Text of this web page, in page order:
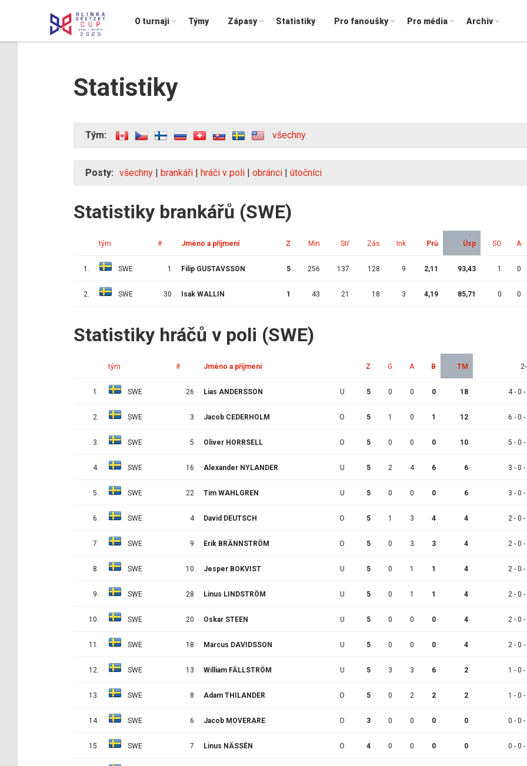
O turnaji Týmy Zápasy Statistiky Pro fanoušky Pro média Archiv
Statistiky
Tým: všechny
Posty: všechny | brankáři | hráči v poli | obránci | útočníci
Statistiky brankářů (SWE)
tým # Jméno a příjmení Z Min Stř Zás Ink Prů Úsp SO A
1. SWE 1 Filip GUSTAVSSON 5 256 137 128 9 2,11 93,43 1 0
2. SWE 30 Isak WALLIN 1 43 21 18 3 4,19 85,71 0 0
Statistiky hráčů v poli (SWE)
tým # Jméno a příjmení Z G A B TM
1. SWE 26 Lias ANDERSSON U 5 0 0 0 18 4 - 0 -
2. SWE 3 Jacob CEDERHOLM O 5 1 0 1 12 6 - 0 -
3. SWE 5 Oliver HORRSELL O 5 0 0 0 10 5 - 0 -
4. SWE 16 Alexander NYLANDER U 5 2 4 6 6 3 - 0 -
5. SWE 22 Tim WAHLGREN U 5 0 0 0 6 3 - 0 -
6. SWE 4 David DEUTSCH O 5 1 3 4 4 2 - 0 -
7. SWE 9 Erik BRÄNNSTRÖM O 5 0 3 3 4 2 - 0 -
8. SWE 10 Jesper BOKVIST U 5 0 1 1 4 2 - 0 -
9. SWE 28 Linus LINDSTRÖM U 5 0 1 1 4 2 - 0 -
10. SWE 20 Oskar STEEN U 5 0 0 0 4 2 - 0 -
11. SWE 18 Marcus DAVIDSSON U 5 0 0 0 4 2 - 0 -
12. SWE 13 William FÄLLSTRÖM U 5 3 3 6 2 1 - 0 -
13. SWE 8 Adam THILANDER O 5 0 2 2 2 1 - 0 -
14. SWE 6 Jacob MOVERARE O 3 0 0 0 0 0 - 0 -
15. SWE 7 Linus NÄSSÉN O 4 0 0 0 0 0 - 0 -